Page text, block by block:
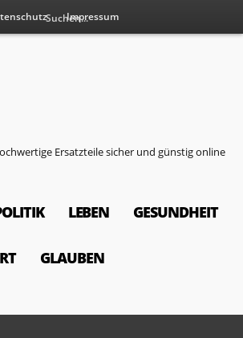
Impressum
LEBEN GESUNDHEIT
GLAUBEN